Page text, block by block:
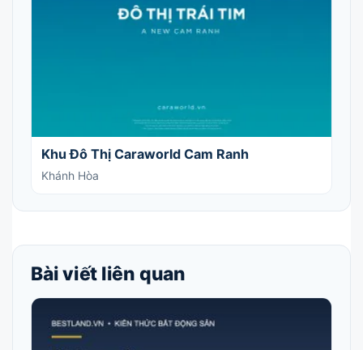
Khu Đô Thị Caraworld Cam Ranh
Khánh Hòa
Bài viết liên quan